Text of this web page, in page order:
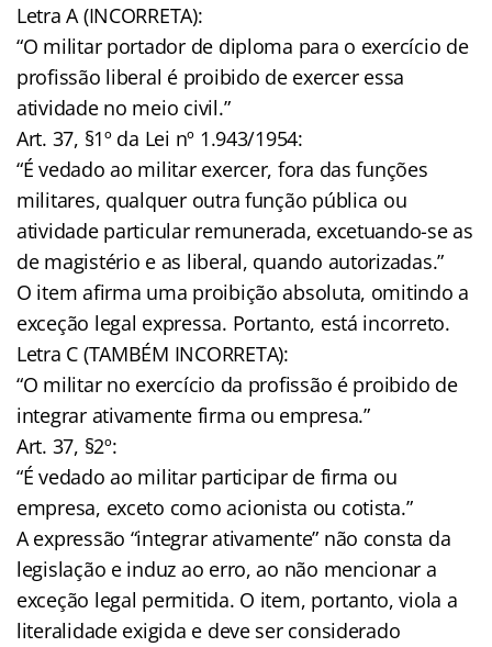
Letra A (INCORRETA):
“O militar portador de diploma para o exercício de
profissão liberal é proibido de exercer essa
atividade no meio civil.”
Art. 37, §1º da Lei nº 1.943/1954:
“É vedado ao militar exercer, fora das funções
militares, qualquer outra função pública ou
atividade particular remunerada, excetuando-se as
de magistério e as liberal, quando autorizadas.”
O item afirma uma proibição absoluta, omitindo a
exceção legal expressa. Portanto, está incorreto.
Letra C (TAMBÉM INCORRETA):
“O militar no exercício da profissão é proibido de
integrar ativamente firma ou empresa.”
Art. 37, §2º:
“É vedado ao militar participar de firma ou
empresa, exceto como acionista ou cotista.”
A expressão “integrar ativamente” não consta da
legislação e induz ao erro, ao não mencionar a
exceção legal permitida. O item, portanto, viola a
literalidade exigida e deve ser considerado